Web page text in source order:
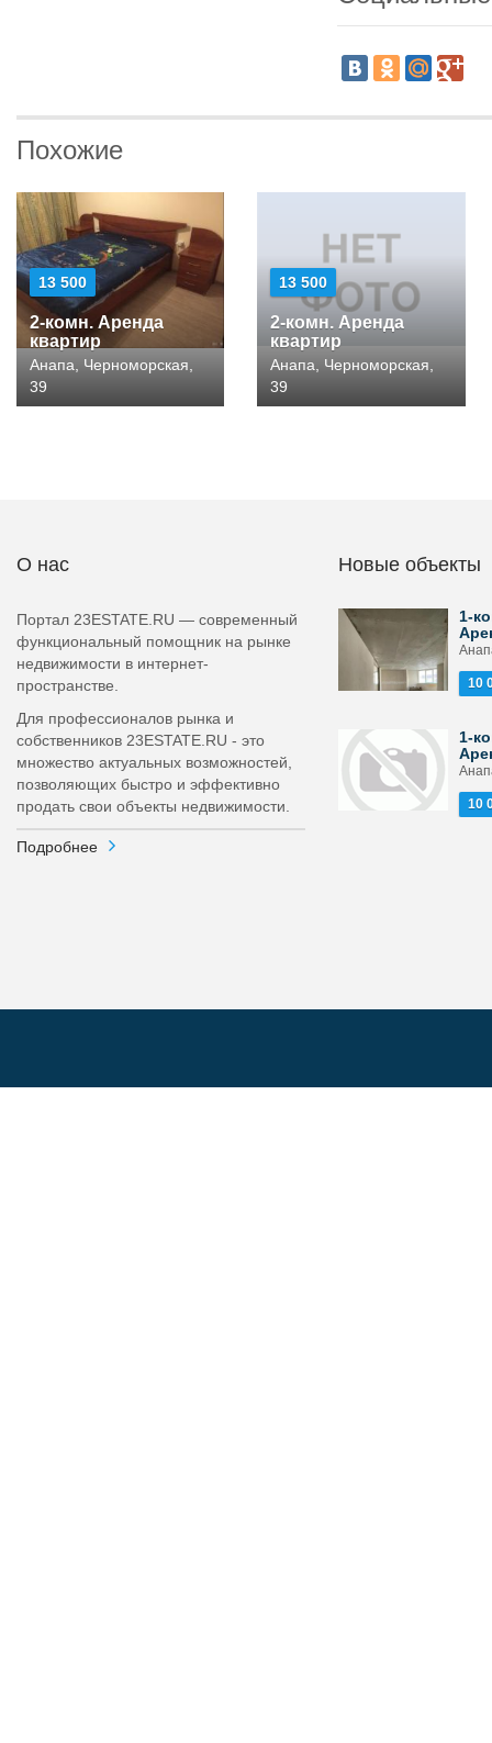
Похожие
13 500
2-комн. Аренда
квартир
Анапа, Черноморская,
39
13 500
2-комн. Аренда
квартир
Анапа, Черноморская,
39
О нас
Портал 23ESTATE.RU — современный
функциональный помощник на рынке
недвижимости в интернет-
пространстве.
Для профессионалов рынка и
собственников 23ESTATE.RU - это
множество актуальных возможностей,
позволяющих быстро и эффективно
продать свои объекты недвижимости.
Подробнее
Новые объекты
1-
10
1-
10